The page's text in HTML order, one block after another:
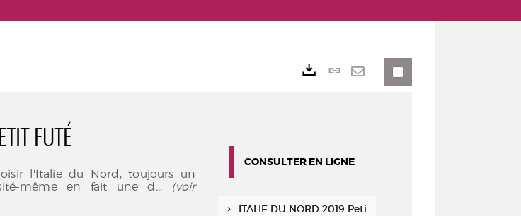
FUTÉ
l'Italie du Nord, toujours un
même en fait une d... (voir
Lien
CONSULTER EN LIGNE
ITALIE DU NORD 2019 Peti